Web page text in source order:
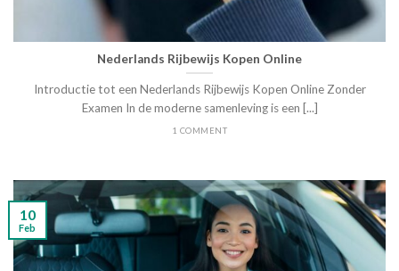
Nederlands Rijbewijs Kopen Online
Introductie tot een Nederlands Rijbewijs Kopen Online Zonder
Examen In de moderne samenleving is een [...]
1 COMMENT
10
Feb